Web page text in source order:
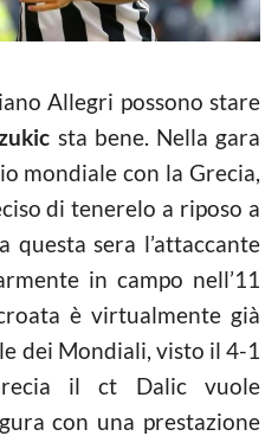
Allegri possono stare
sta bene. Nella gara
mondiale con la Grecia,
di tenerelo a riposo a
questa sera l’attaccante
in campo nell’11
è virtualmente già
dei Mondiali, visto il 4-1
il ct Dalic vuole
con una prestazione